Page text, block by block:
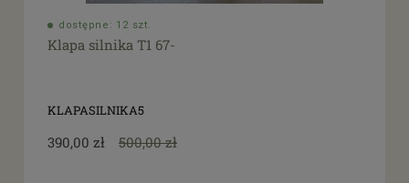
dostępne: 12 szt.
Klapa silnika T1 67-
KLAPASILNIKA5
390,00 zł 500,00 zł